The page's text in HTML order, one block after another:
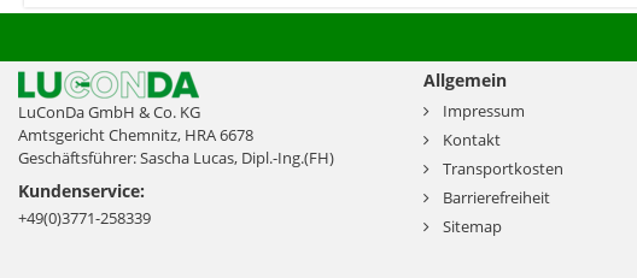
LuConDa GmbH & Co. KG
Amtsgericht Chemnitz, HRA 6678
Geschäftsführer: Sascha Lucas, Dipl.-Ing.(FH)
Kundenservice:
+49(0)3771-258339
Allgemein
Impressum
Kontakt
Transportkosten
Barrierefreiheit
Sitemap